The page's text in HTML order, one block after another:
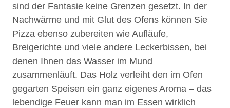
sind der Fantasie keine Grenzen gesetzt. In der
Nachwärme und mit Glut des Ofens können Sie
Pizza ebenso zubereiten wie Aufläufe,
Breigerichte und viele andere Leckerbissen, bei
denen Ihnen das Wasser im Mund
zusammenläuft. Das Holz verleiht den im Ofen
gegarten Speisen ein ganz eigenes Aroma – das
lebendige Feuer kann man im Essen wirklich